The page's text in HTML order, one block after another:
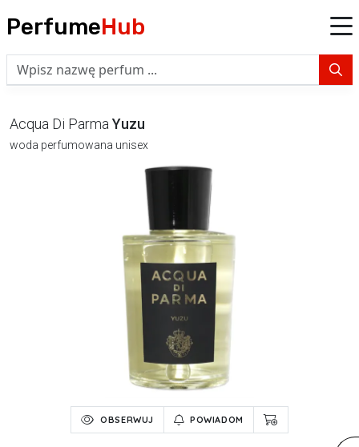
PerfumeHub
Acqua Di Parma Yuzu
woda perfumowana unisex
OBSERWUJ POWIADOM